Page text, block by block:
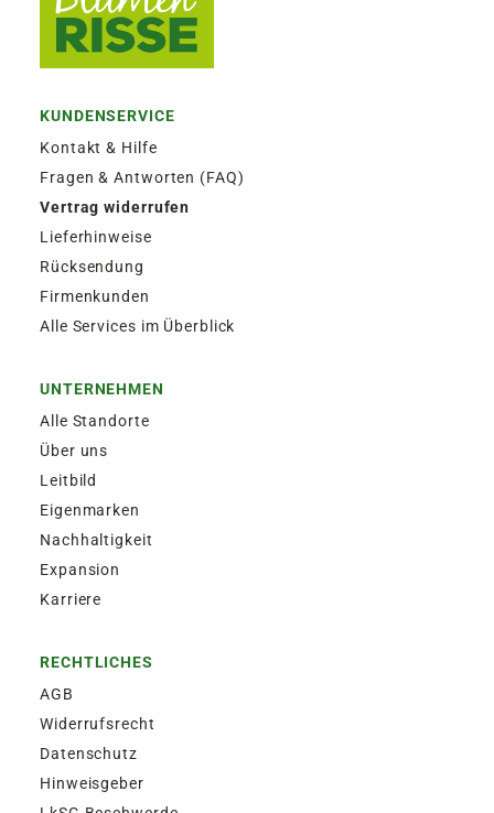
KUNDENSERVICE
Kontakt & Hilfe
Fragen & Antworten (FAQ)
Vertrag widerrufen
Lieferhinweise
Rücksendung
Firmenkunden
Alle Services im Überblick
UNTERNEHMEN
Alle Standorte
Über uns
Leitbild
Eigenmarken
Nachhaltigkeit
Expansion
Karriere
RECHTLICHES
AGB
Widerrufsrecht
Datenschutz
Hinweisgeber